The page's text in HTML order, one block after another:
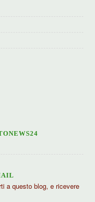
a questo blog, e ricevere